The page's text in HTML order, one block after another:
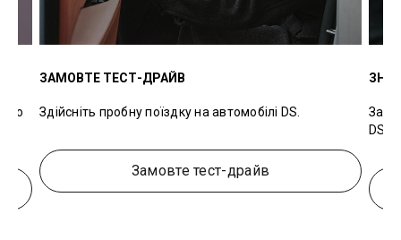
ЗАМОВТЕ ТЕСТ-ДРАЙВ
Здійсніть пробну поїздку на автомобілі DS.
Замовте тест-драйв
DS